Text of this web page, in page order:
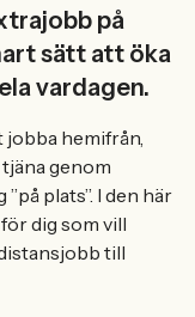
på
sätt att öka
vardagen.
hemifrån,
genom
plats”. I den här
dig som vill
till